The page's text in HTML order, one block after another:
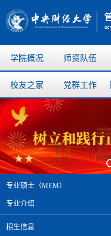
学院概况 师资队伍
校友之家 党群工作
专业硕士（MEM）
专业介绍
招生信息